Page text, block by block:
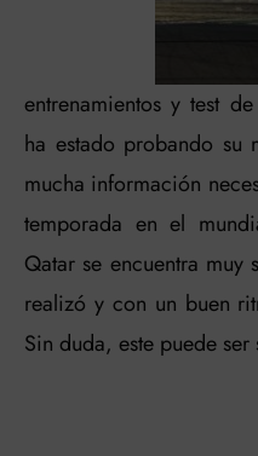
entrenamientos y test
ha estado probando
mucha información
temporada en el
Qatar se encuentra
realizó y con un buen
Sin duda, este puede ser